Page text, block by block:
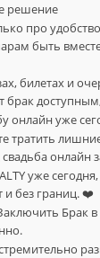
решение
про
быть
билетах и
брак
онлайн уже
тратить
онлайн
уже
и без границ. ❤️